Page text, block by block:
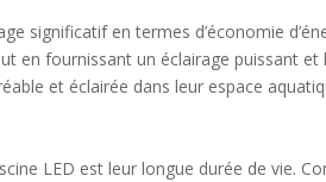
significatif en termes d’économie
en fournissant un éclairage puissant
et éclairée dans leur espace
LED est leur longue durée de vie.